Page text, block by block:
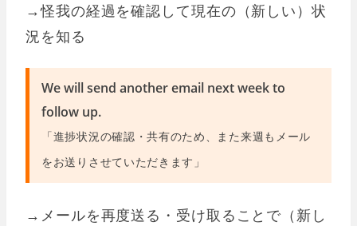
→怪我の経過を確認して現在の（新しい）状
況を知る
We will send another email next week to
follow up.
「進捗状況の確認・共有のため、また来週もメール
をお送りさせていただきます」
→メールを再度送る・受け取ることで（新し